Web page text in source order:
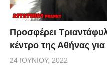
Προσφέρει
κέντρο της Αθήνας
24 ΙΟΥΝΊΟΥ, 2022